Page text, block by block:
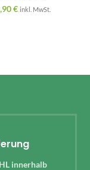
€ inkl. MwSt.
innerhalb